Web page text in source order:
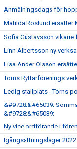
Anmälningsdags för
Matilda Roslund ersätter
Sofia Gustavsson vikarie
Linn Albertsson ny
Lisa Ander Olsson
Torns Ryttarförenings
Ledig stallplats - Torns
&#9728;&#65039;
&#9728;&#65039;
Ny vice ordförande i
Igångsättningsläger 2022